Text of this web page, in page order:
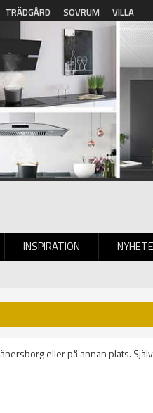
TRÄDGÅRD SOVRUM VILLA
INSPIRATION
eller på annan plats.